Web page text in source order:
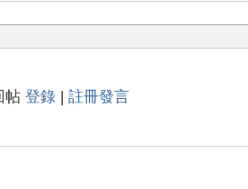
帖登錄 |註冊發言